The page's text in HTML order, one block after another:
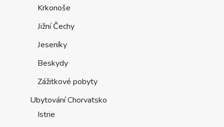
Krkonoše
Jižní Čechy
Jeseníky
Beskydy
Zážitkové pobyty
Ubytování Chorvatsko
Istrie